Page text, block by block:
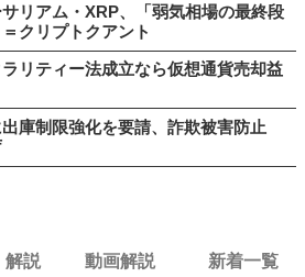
リアム・XRP、「弱気相場の最終段
クリプトクアント
リティー法成立なら仮想通貨売却益
庫制限強化を要請、詐欺被害防止
解説 動画解説 新着一覧